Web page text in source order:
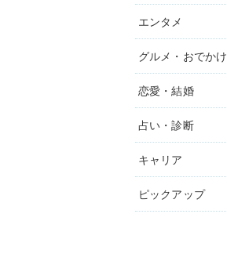
エンタメ
グルメ・おでかけ
恋愛・結婚
占い・診断
キャリア
ピックアップ